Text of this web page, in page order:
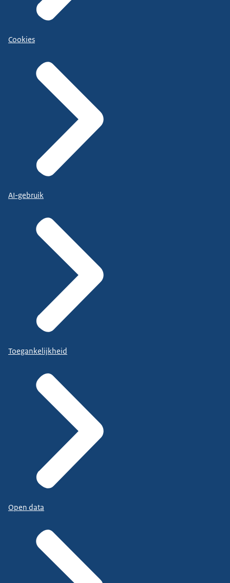
Cookies
AI-gebruik
Toegankelijkheid
Open data